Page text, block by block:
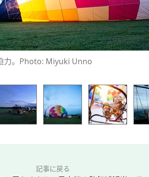
力。Photo: Miyuki Unno
記事に戻る